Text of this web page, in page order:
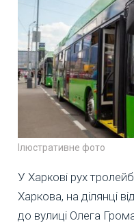
Ілюстративне фото
У Харкові рух
Харкова, на ділянці
до вулиці Олега